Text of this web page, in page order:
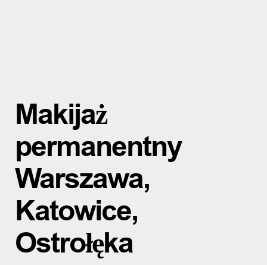
Makijaż
permanentny
Warszawa,
Katowice,
Ostrołęka